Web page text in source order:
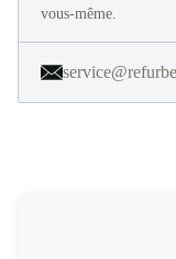
vous-même.